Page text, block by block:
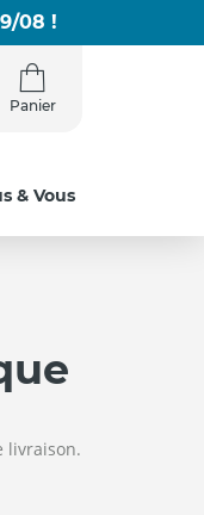
08 !
Panier
& Vous
livraison.